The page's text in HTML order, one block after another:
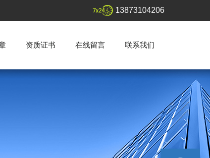
13873104206
资质证书 在线留言 联系我们